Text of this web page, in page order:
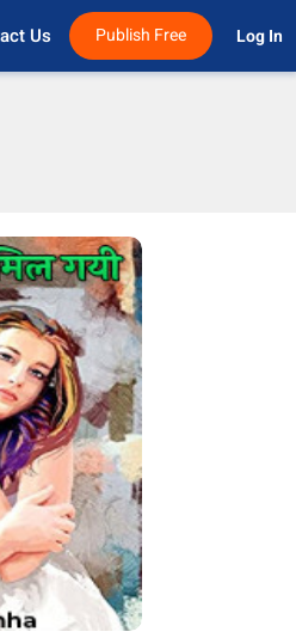
Us Publish Free Log In